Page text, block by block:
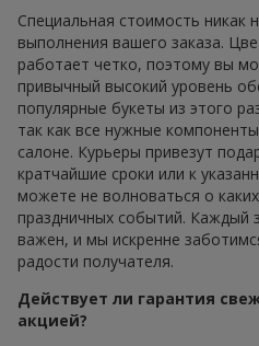
Специальная стоимость никак
выполнения вашего заказа.
работает четко, поэтому вы
привычный высокий уровень
популярные букеты из этого
так как все нужные
салоне. Курьеры привезут
кратчайшие сроки или к
можете не волноваться о
праздничных событий. Каждый
важен, и мы искренне
радости получателя.
Действует ли гарантия
акцией?